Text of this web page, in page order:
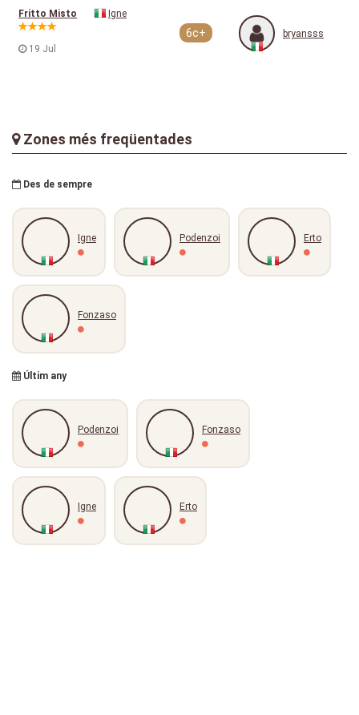
Fritto Misto
19 Jul
Igne
6c+ bryansss
Zones més freqüentades
Des de sempre
Igne Podenzoi Erto
Fonzaso
Últim any
Podenzoi Fonzaso
Igne Erto